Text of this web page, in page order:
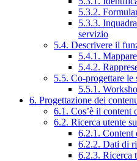
5.3.2.
5.3.3.
servizio
5.4. Descrivere il
5.4.1.
5.4.2.
5.5. Co-progettare le
5.5.1.
6. Progettazione dei
6.1. Cos’è il content
6.2. Ricerca utente
6.2.1. Content
6.2.2. Dati di
6.2.3. Ricerca